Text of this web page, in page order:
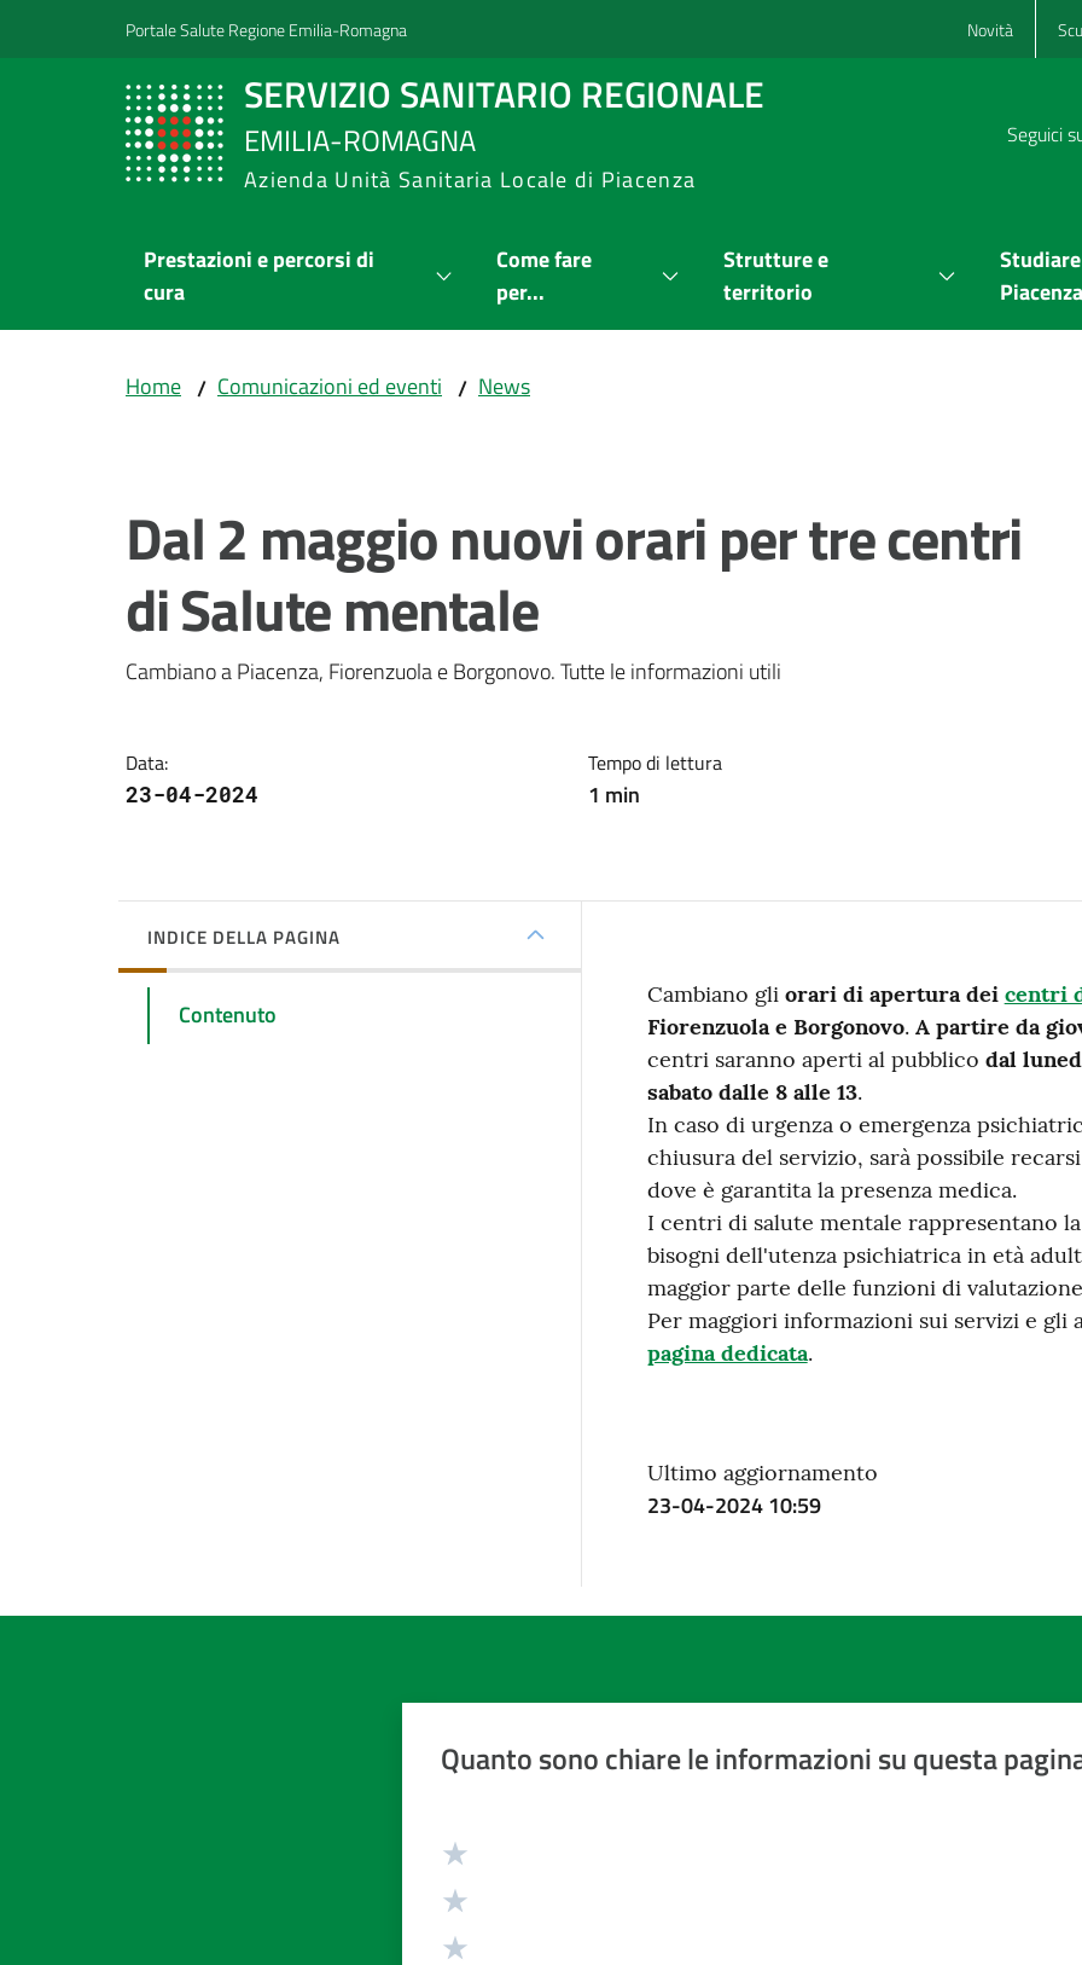
Vai al contenuto
Vai alla navigazionePortale Salute Regione Emilia-Romagna Novità
SERVIZIO SANITARIO REGIONALE
EMILIA-ROMAGNA
Azienda Unità Sanitaria Locale di Piacenza
Seguici
Prestazioni e percorsi di
cura
Come fare
per...
Strutture e
territorio
Piacenza
Home / Comunicazioni ed eventi / News
Dal 2 maggio nuovi orari per tre centri
di Salute mentale
Cambiano a Piacenza, Fiorenzuola e Borgonovo. Tutte le informazioni utili
Data:
23-04-2024
Tempo di lettura
1 min
INDICE DELLA PAGINA
Contenuto
Cambiano gli orari di apertura dei centri
Fiorenzuola e Borgonovo. A partire da
centri saranno aperti al pubblico dal
sabato dalle 8 alle 13.
In caso di urgenza o emergenza
chiusura del servizio, sarà possibile
dove è garantita la presenza medica.
I centri di salute mentale rappresentano
bisogni dell'utenza psichiatrica in età
maggior parte delle funzioni di
Per maggiori informazioni sui servizi e
pagina dedicata.
Ultimo aggiornamento
23-04-2024 10:59
Quanto sono chiare le informazioni su questa